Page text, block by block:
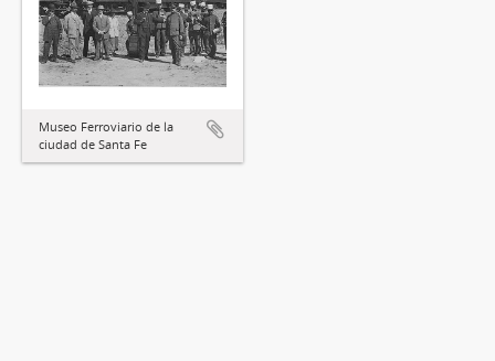
Museo Ferroviario de la
ciudad de Santa Fe